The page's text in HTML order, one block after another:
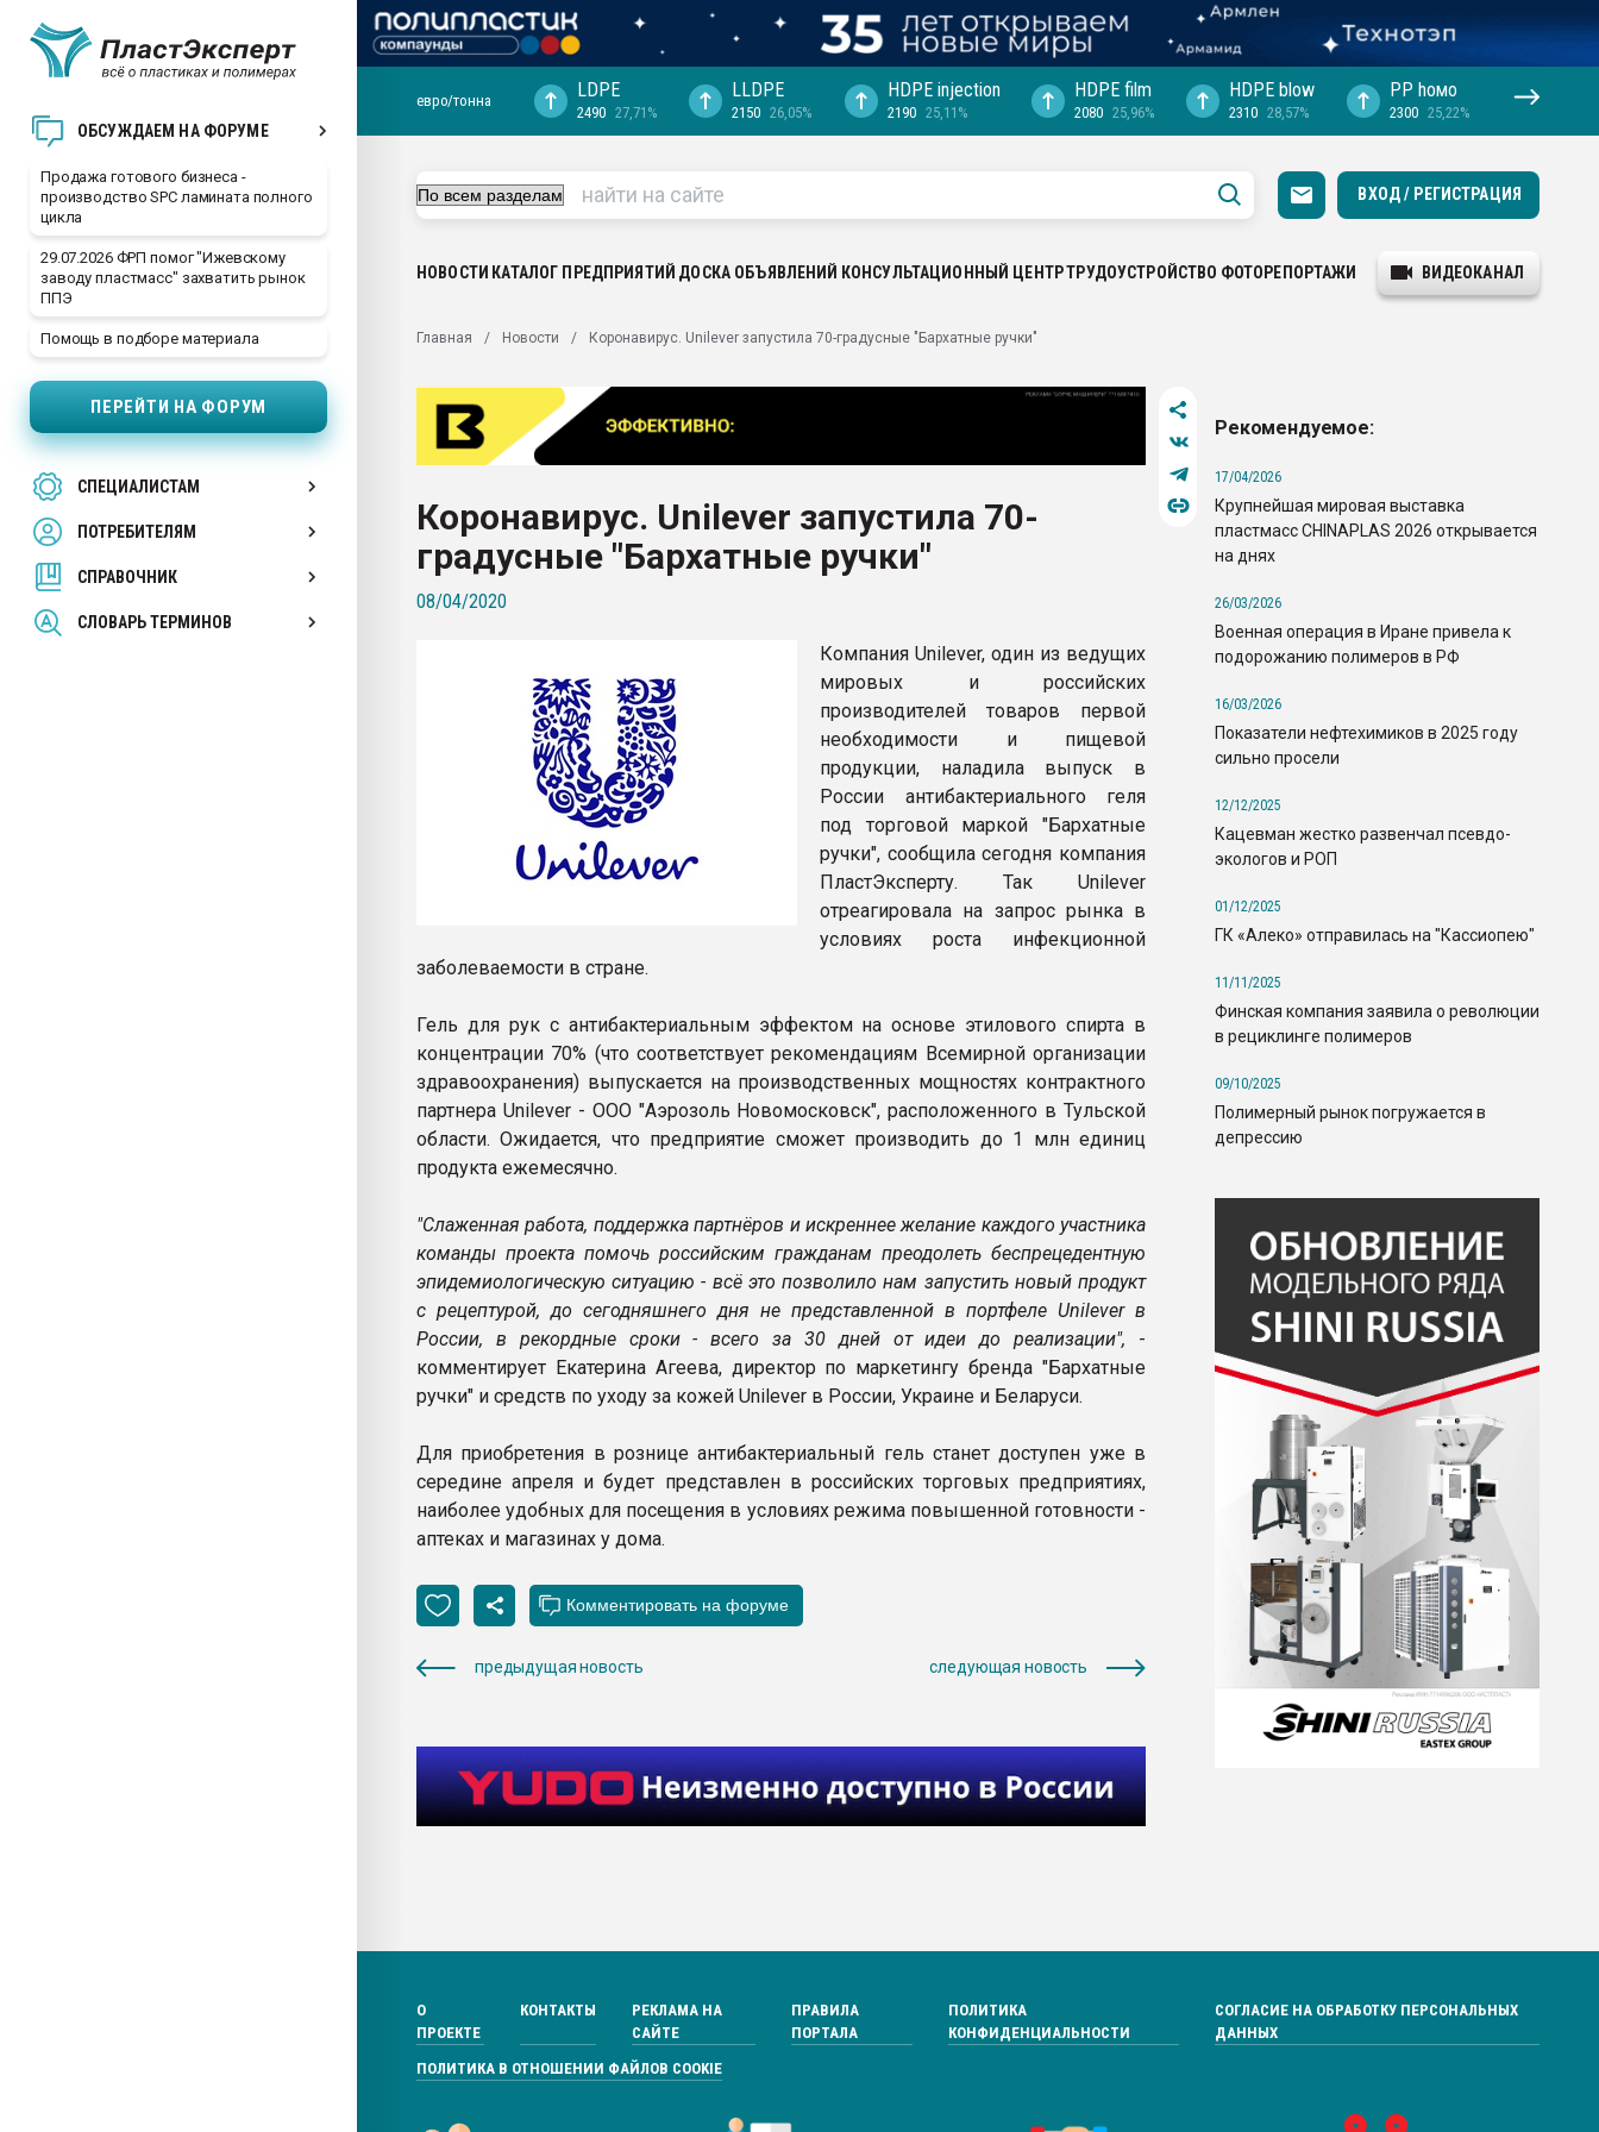
ОБСУЖДАЕМ НА ФОРУМЕ
Продажа готового бизнеса -
производство SPC ламината полного
цикла
29.07.2026 ФРП помог "Ижевскому
заводу пластмасс" захватить рынок
ППЭ
Помощь в подборе материала
ПЕРЕЙТИ НА ФОРУМ
СПЕЦИАЛИСТАМ
ПОТРЕБИТЕЛЯМ
СПРАВОЧНИК
СЛОВАРЬ ТЕРМИНОВ
28.07.2026 "Технониколь" довольна
Всё, что касается выдува ПЭТ
Материал поверхности пуансона для
Продам отходы Композиция
поликарбоната и АБС-пластика
Armaloy PC/ABS-1IM черный цвет
Профильная литература. Продажа,
покупка, обмен
евро/тонна LDPE
2490 27,71%
LLDPE
2150 26,05%
HDPE injection
2190 25,11%
HDPE film
2080 25,96%
HDPE blow
2310 28,57%
PP hомо
2300 25,22%
ВХОД / РЕГИСТРАЦИЯ
НОВОСТИ КАТАЛОГ ПРЕДПРИЯТИЙ ДОСКА ОБЪЯВЛЕНИЙ КОНСУЛЬТАЦИОННЫЙ ЦЕНТРТРУДОУСТРОЙСТВО ФОТОРЕПОРТАЖИ ВИДЕОКАНАЛ
Главная Новости Коронавирус. Unilever запустила 70-градусные "Бархатные ручки"
Коронавирус. Unilever запустила 70-
градусные "Бархатные ручки"
08/04/2020
Компания Unilever, один из ведущих
мировых и российских
производителей товаров первой
необходимости и пищевой
продукции, наладила выпуск в
России антибактериального геля
под торговой маркой "Бархатные
ручки", сообщила сегодня компания
ПластЭксперту. Так Unilever
отреагировала на запрос рынка в
условиях роста инфекционной
заболеваемости в стране.
Гель для рук с антибактериальным эффектом на основе этилового спирта в
концентрации 70% (что соответствует рекомендациям Всемирной организации
здравоохранения) выпускается на производственных мощностях контрактного
партнера Unilever - ООО "Аэрозоль Новомосковск", расположенного в Тульской
области. Ожидается, что предприятие сможет производить до 1 млн единиц
продукта ежемесячно.
"Слаженная работа, поддержка партнёров и искреннее желание каждого участника
команды проекта помочь российским гражданам преодолеть беспрецедентную
эпидемиологическую ситуацию - всё это позволило нам запустить новый продукт
с рецептурой, до сегодняшнего дня не представленной в портфеле Unilever в
России, в рекордные сроки - всего за 30 дней от идеи до реализации", -
комментирует Екатерина Агеева, директор по маркетингу бренда "Бархатные
ручки" и средств по уходу за кожей Unilever в России, Украине и Беларуси.
Для приобретения в рознице антибактериальный гель станет доступен уже в
середине апреля и будет представлен в российских торговых предприятиях,
наиболее удобных для посещения в условиях режима повышенной готовности -
аптеках и магазинах у дома.
предыдущая новость следующая новость
Рекомендуемое:
17/04/2026
Крупнейшая мировая выставка
пластмасс CHINAPLAS 2026 открывается
на днях
26/03/2026
Военная операция в Иране привела к
подорожанию полимеров в РФ
16/03/2026
Показатели нефтехимиков в 2025 году
сильно просели
12/12/2025
Кацевман жестко развенчал псевдо-
экологов и РОП
01/12/2025
ГК «Алеко» отправилась на "Кассиопею"
11/11/2025
Финская компания заявила о революции
в рециклинге полимеров
09/10/2025
Полимерный рынок погружается в
депрессию
О
ПРОЕКТЕ
КОНТАКТЫ
РЕКЛАМА НА
САЙТЕ
ПРАВИЛА
ПОРТАЛА
ПОЛИТИКА
КОНФИДЕНЦИАЛЬНОСТИ
СОГЛАСИЕ НА ОБРАБОТКУ ПЕРСОНАЛЬНЫХ
ДАННЫХ
ПОЛИТИКА В ОТНОШЕНИИ ФАЙЛОВ COOKIE